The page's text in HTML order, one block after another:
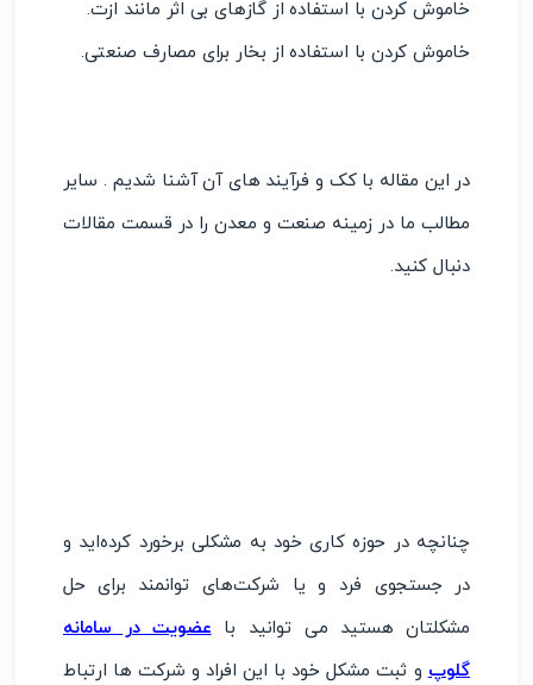
خاموش کردن با استفاده از گازهای بی اثر مانند ازت.
خاموش کردن با استفاده از بخار برای مصارف صنعتی.
در این مقاله با کک و فرآیند های آن آشنا شدیم . سایر
مطالب ما در زمینه صنعت و معدن را در قسمت مقالات
دنبال کنید.
چنانچه در حوزه کاری خود به مشکلی برخورد کرده‌اید و
در جستجوی فرد و یا شرکت‌های توانمند برای حل
مشکلتان هستید می توانید باعضویت در سامانه
گلوپو ثبت مشکل خود با این افراد و شرکت ها ارتباط